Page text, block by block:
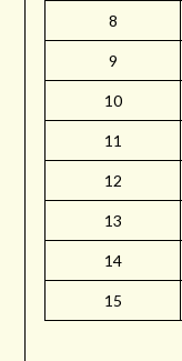
8
9
10
11
12
13
14
15